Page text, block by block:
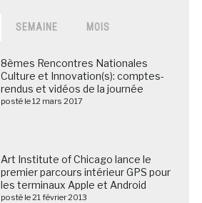
SEMAINE MOIS
8èmes Rencontres Nationales
Culture et Innovation(s): comptes-
rendus et vidéos de la journée
posté le 12 mars 2017
Art Institute of Chicago lance le
premier parcours intérieur GPS pour
les terminaux Apple et Android
posté le 21 février 2013